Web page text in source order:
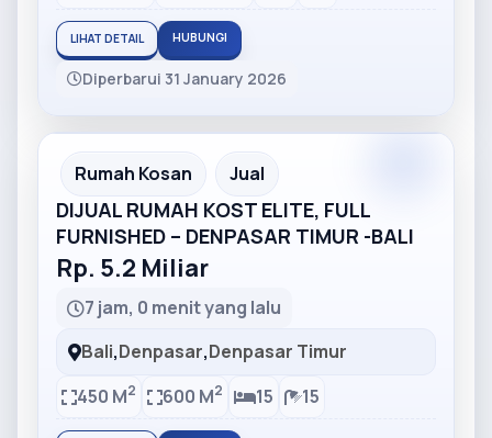
LIHAT DETAIL HUBUNGI
Diperbarui 31 January 2026
Partner Ad
Rumah Kosan Jual
DIJUAL RUMAH KOST ELITE, FULL
FURNISHED – DENPASAR TIMUR -BALI
Rp. 5.2 Miliar
7 jam, 0 menit yang lalu
Bali,Denpasar,Denpasar Timur
450 M2 600 M2 15 15